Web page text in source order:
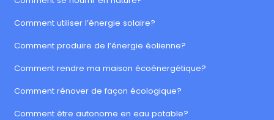
Comment utiliser l’énergie solaire?
Comment produire de l’énergie éolienne?
Comment rendre ma maison écoénergétique?
Comment rénover de façon écologique?
Comment être autonome en eau potable?